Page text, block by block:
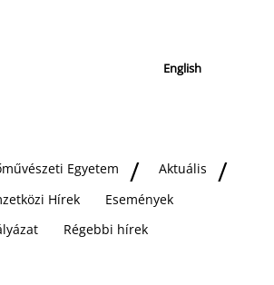
English
Egyetem
Aktuális
Hírek
Események
Régebbi hírek